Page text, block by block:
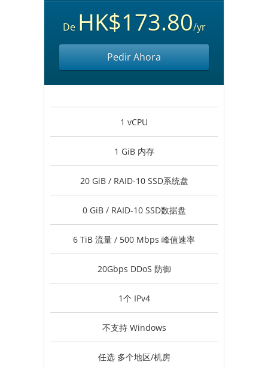
De HK$173.80/yr
Pedir Ahora
1 vCPU
1 GiB 内存
20 GiB / RAID-10 SSD系统盘
0 GiB / RAID-10 SSD数据盘
6 TiB 流量 / 500 Mbps 峰值速率
20Gbps DDoS 防御
1个 IPv4
不支持 Windows
任选 多个地区/机房